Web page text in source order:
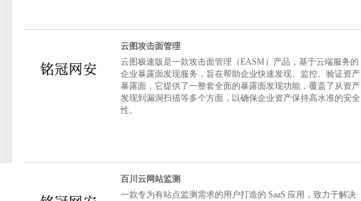
云图攻击面管理
云图极速版是一款攻击面管理（EASM）产品，基于云端服务的
企业暴露面发现服务，旨在帮助企业快速发现、监控、验证资产
暴露面，它提供了一整套全面的暴露面发现功能，覆盖了从资产
发现到漏洞扫描等多个方面，以确保企业资产保持高水准的安全
性。
百川云网站监测
一款专为有站点监测需求的用户打造的 SaaS 应用，致力于解决